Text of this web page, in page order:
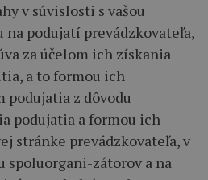
v súvislosti s vašou
podujatí prevádzkovateľa,
za účelom ich získania
a to formou ich
podujatia z dôvodu
podujatia a formou ich
stránke prevádzkovateľa, v
spoluorgani-zátorov a na